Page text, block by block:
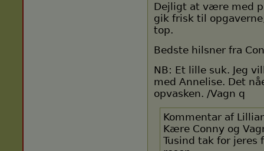
Dejligt at være med
gik frisk til
top.
Bedste hilsner fra
NB: Et lille suk. Jeg
med Annelise. Det
opvasken. /Vagn q
Kommentar af
Kære Conny og
Tusind tak for